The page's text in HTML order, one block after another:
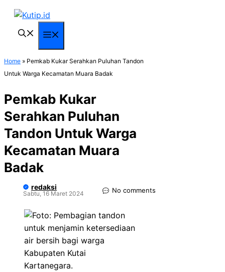
Langsung
Home » Pemkab Kukar Serahkan Puluhan Tandon
Untuk Warga Kecamatan Muara Badak
Pemkab Kukar
Serahkan Puluhan
Tandon Untuk Warga
Kecamatan Muara
Badak
redaksi
Sabtu, 16 Maret 2024 No comments